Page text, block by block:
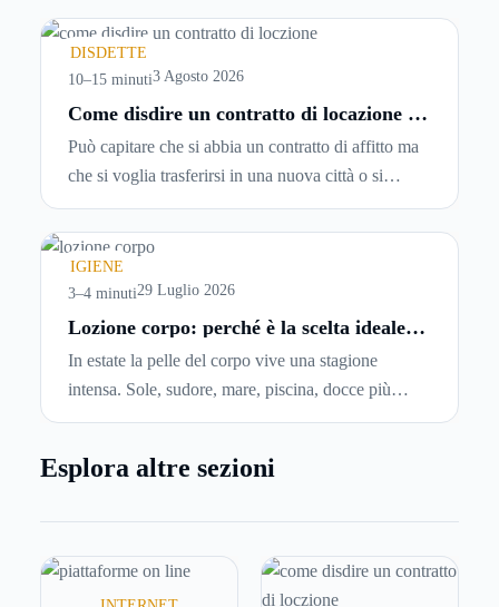
leggerle davvero. Tutto avviene in pochi minuti,
spesso senza che ci si fermi a capire dove si sta
entrando.
DISDETTE
10–15 minuti3 Agosto 2026
Come disdire un contratto di locazione in
modo corretto ed efficace
Può capitare che si abbia un contratto di affitto ma
che si voglia trasferirsi in una nuova città o si
abbiano problemi a pagare il canone, per cui si
comincia a cercare un’altra abitazione: è legittimo
chiedersi se è possibile
locazioneprima che scada. In questa guida
capiremo come inviare la disdetta per un contratto
IGIENE
3–4 minuti29 Luglio 2026
Lozione corpo: perché è la scelta ideale
In estate la pelle del corpo vive una stagione
intensa. Sole, sudore, mare, piscina, docce più
frequenti e aria condizionata possono renderla
meno confortevole. Eppure, proprio nei mesi caldi,
o difficili da assorbire.
Esplora altre sezioni